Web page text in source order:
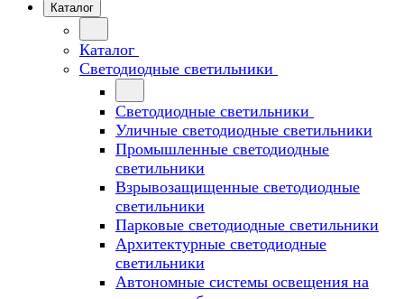
Каталог
Каталог
Светодиодные светильники
Светодиодные светильники
Уличные светодиодные светильники
Промышленные светодиодные
светильники
Взрывозащищенные светодиодные
светильники
Парковые светодиодные светильники
Архитектурные светодиодные
светильники
Автономные системы освещения на